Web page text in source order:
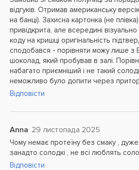
відгуків. Отримав американську
на банці). Захисна картонка (не
привідкрита, але всередині
коду на кришці оригінальність
сподобався - порівняти можу лише з
шоколад, який пробував в залі.
набагато приємніший і не такий
неможливо було допити через
Відповісти
Anna 29 листопада 2025
Чому немає протеїну без смаку ,
занадто солодкі , не всі люблять
Відповісти